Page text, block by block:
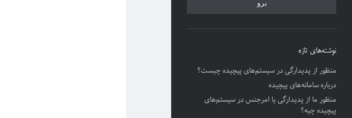
نوشته‌های تازه
منظور از پدیدارگی در سیستم‌های پیچیده چیست؟
درباره سامانه‌های پیچیده
منظور ما از پدیدارگی یا امرجنس در سیستم‌های
پیچیده چیه؟